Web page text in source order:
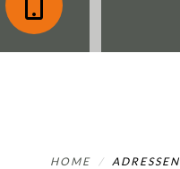
HOME ADRESSEN